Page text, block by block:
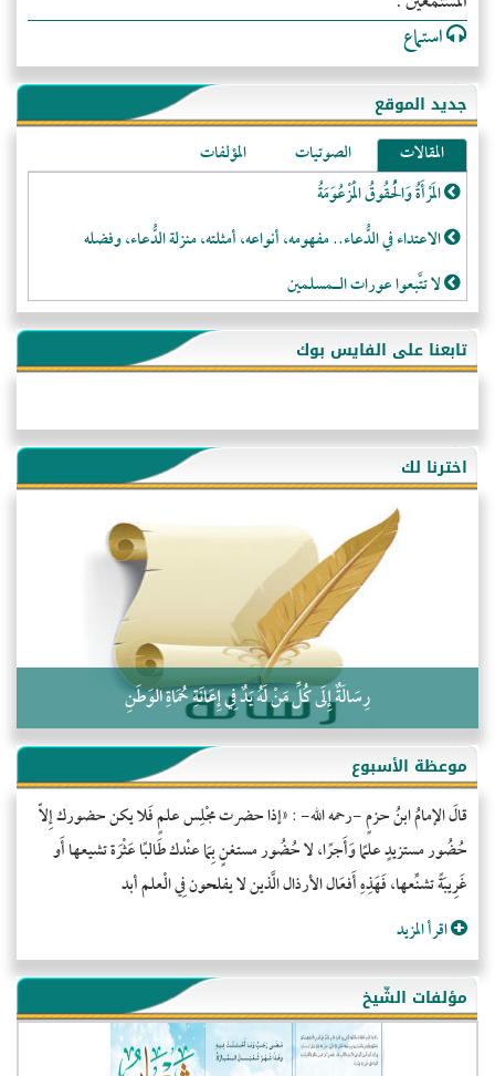
استماع
جديد الموقع
المقالات الصوتيات
المؤلفات
المَرْأَةُ وَالْحُقُوقُ الْمَزْعُوَمَةُ
الاعتداء في الدُّعاء.. مفهومه، أنواعه، أمثلته، منزلة الدُّعاء، وفضله
لا تتَّبعوا عورات الـمسلمين
فقه النَّصيحة عند الصَّحابة الكرام رضي الله عنهم
لَا عِزَّةَ إِلَّا بِالإِسْلَامِ
هذه سبيلنا فماذا تنقمون؟!
أُسُـسُ بَـيْـتِ الـمُسْـلِمِ
التَّعْلِيمُ القُرْآنِي
كلمة إلى إخواني السلفيين في الجزائر
تابعنا على الفايس بوك
اخترنا لك
رِسَالَةٌ إِلَى كُلِّ مَنْ لَهُ يَدٌ فِي إِعَانَةِ حُمَاةِ الوَطَنِ
موعظة الأسبوع
قالَ الإمامُ ابنُ حزمٍ -رحمه الله- : «إذا حضرت مجْلِس علمٍ فَلا يكن حضورك إِلاّ
حُضُور مستزيدٍ علمًا وَأَجرًا، لا حُضُور مستغنٍ بِمَا عنْدك طَالبًا عَثْرَة تشيعها أَو
غَرِيبَةً تشنِّعها، فَهَذِهِ أَفعَال الأرذال الَّذين لا يفلحون فِي الْعلم أبد
اقرأ المزيد
مؤلفات الشّيخ